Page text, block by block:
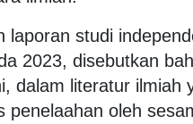
laporan studi
2023, disebutkan
dalam literatur ilmiah
penelaahan oleh